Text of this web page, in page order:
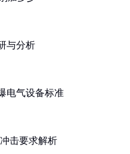
与分析
电气设备标准
击要求解析